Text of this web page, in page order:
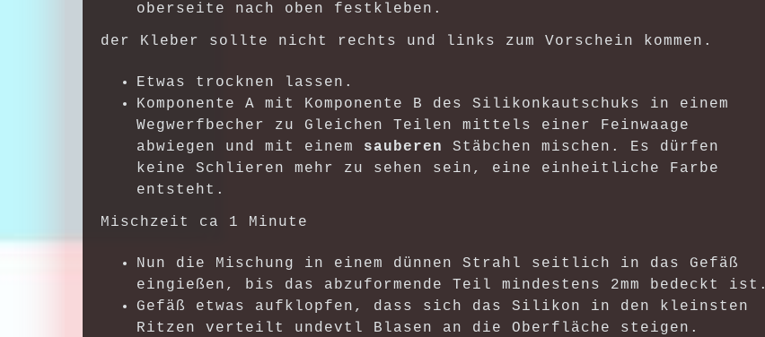
oberseite nach oben festkleben.
der Kleber sollte nicht rechts und links zum Vorschein kommen.
Etwas trocknen lassen.
Komponente A mit Komponente B des Silikonkautschuks in einem
Wegwerfbecher zu Gleichen Teilen mittels einer Feinwaage
abwiegen und mit einem sauberen Stäbchen mischen. Es dürfen
keine Schlieren mehr zu sehen sein, eine einheitliche Farbe
entsteht.
Mischzeit ca 1 Minute
Nun die Mischung in einem dünnen Strahl seitlich in das Gefäß
eingießen, bis das abzuformende Teil mindestens 2mm bedeckt ist.
Gefäß etwas aufklopfen, dass sich das Silikon in den kleinsten
Ritzen verteilt undevtl Blasen an die Oberfläche steigen.